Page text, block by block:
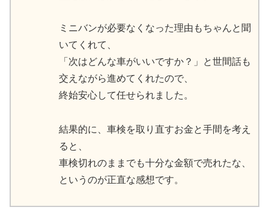
ミニバンが必要なくなった理由もちゃんと聞
いてくれて、
「次はどんな車がいいですか？」と世間話も
交えながら進めてくれたので、
終始安心して任せられました。
結果的に、車検を取り直すお金と手間を考え
ると、
車検切れのままでも十分な金額で売れたな、
というのが正直な感想です。